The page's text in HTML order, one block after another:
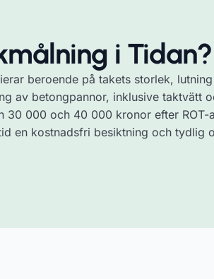
i Tidan?
beroende på takets storlek,
av betongpannor, inklusive taktvätt
30 000 och 40 000 kronor efter ROT-
en kostnadsfri besiktning och tydlig